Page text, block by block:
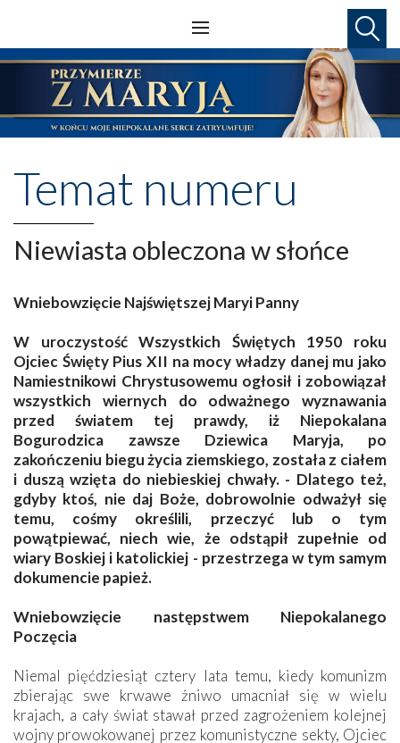
Temat numeru
Niewiasta obleczona w słońce
Wniebowzięcie Najświętszej Maryi Panny
W uroczystość Wszystkich Świętych 1950 roku
Ojciec Święty Pius XII na mocy władzy danej mu jako
Namiestnikowi Chrystusowemu ogłosił i zobowiązał
wszystkich wiernych do odważnego wyznawania
przed światem tej prawdy, iż Niepokalana
Bogurodzica zawsze Dziewica Maryja, po
zakończeniu biegu życia ziemskiego, została z ciałem
i duszą wzięta do niebieskiej chwały. - Dlatego też,
gdyby ktoś, nie daj Boże, dobrowolnie odważył się
temu, cośmy określili, przeczyć lub o tym
powątpiewać, niech wie, że odstąpił zupełnie od
wiary Boskiej i katolickiej - przestrzega w tym samym
dokumencie papież.
Wniebowzięcie następstwem Niepokalanego
Poczęcia
Niemal pięćdziesiąt cztery lata temu, kiedy komunizm
zbierając swe krwawe żniwo umacniał się w wielu
krajach, a cały świat stawał przed zagrożeniem kolejnej
wojny prowokowanej przez komunistyczne sekty, Ojciec